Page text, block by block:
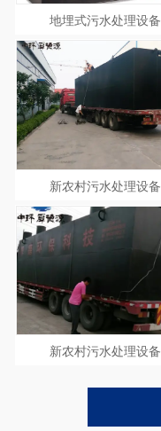
地埋式污水处理设备
新农村污水处理设备
新农村污水处理设备